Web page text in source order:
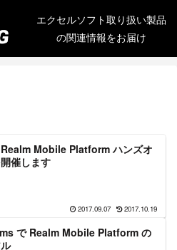
エクセルソフト取り扱い製品
の関連情報をお届け
Realm Mobile Platform ハンズオ
催します
2017.09.07 2017.10.19
で Realm Mobile Platform の